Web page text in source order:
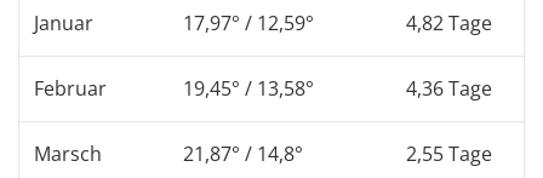
Januar 17,97° / 12,59° 4,82 Tage
Februar 19,45° / 13,58° 4,36 Tage
Marsch 21,87° / 14,8° 2,55 Tage